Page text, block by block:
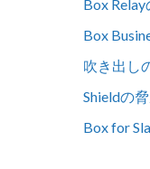
Box
Box
吹き出し
Shieldの
Box for